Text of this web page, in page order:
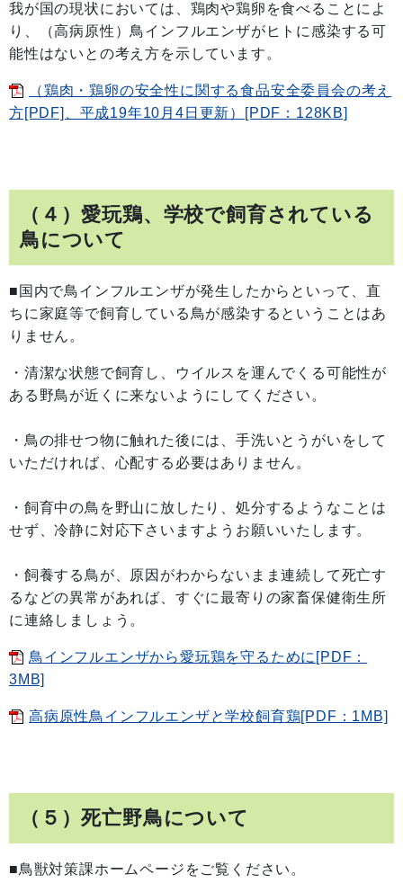
我が国の現状においては、鶏肉や鶏卵を食べることによ
り、（高病原性）鳥インフルエンザがヒトに感染する可
能性はないとの考え方を示しています。
（鶏肉・鶏卵の安全性に関する食品安全委員会の考え
方[PDF]、平成19年10月4日更新）[PDF：128KB]
（４）愛玩鶏、学校で飼育されている
鳥について
■国内で鳥インフルエンザが発生したからといって、直
ちに家庭等で飼育している鳥が感染するということはあ
りません。
・清潔な状態で飼育し、ウイルスを運んでくる可能性が
ある野鳥が近くに来ないようにしてください。
・鳥の排せつ物に触れた後には、手洗いとうがいをして
いただければ、心配する必要はありません。
・飼育中の鳥を野山に放したり、処分するようなことは
せず、冷静に対応下さいますようお願いいたします。
・飼養する鳥が、原因がわからないまま連続して死亡す
るなどの異常があれば、すぐに最寄りの家畜保健衛生所
に連絡しましょう。
鳥インフルエンザから愛玩鶏を守るために[PDF：
3MB]
高病原性鳥インフルエンザと学校飼育鶏[PDF：1MB]
（５）死亡野鳥について
■鳥獣対策課ホームページをご覧ください。